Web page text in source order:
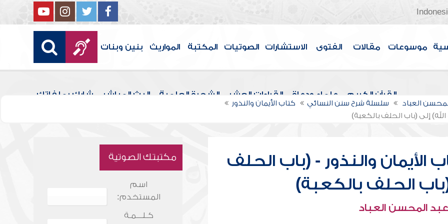
موسوعات مقالات الفتوى الاستشارات الصوتيات المكتبة المواريث بنين وبنات
القرآن الكريم علماء ودعاة القراءات العشر الشجرة العلمية البث المباشر شارك بملفاتك
العباد سلسلة شرح سنن النسائي
كتاب الأيمان والنذور
إلى (باب الحلف بالكعبة)
والنذور - (باب الحلف
(باب الحلف بالكعبة)
المحسن العباد
مكتبتك الصوتية
اسم
المستخدم:
كـلـــمـة